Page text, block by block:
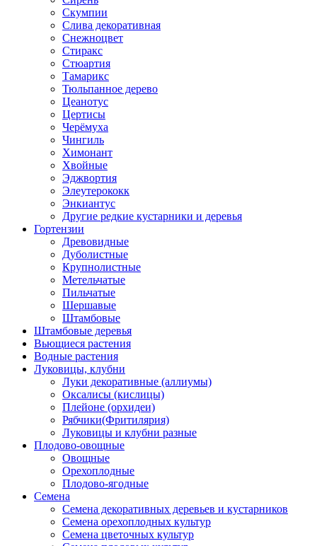
Скумпии
Слива декоративная
Снежноцвет
Стиракс
Стюартия
Тамарикс
Тюльпанное дерево
Цеанотус
Цертисы
Черёмуха
Чингиль
Химонант
Хвойные
Эджвортия
Элеутерококк
Энкиантус
Другие редкие кустарники и деревья
Гортензии
Древовидные
Дуболистные
Крупнолистные
Метельчатые
Пильчатые
Шершавые
Штамбовые
Штамбовые деревья
Вьющиеся растения
Водные растения
Луковицы, клубни
Луки декоративные (аллиумы)
Оксалисы (кислицы)
Плейоне (орхидеи)
Рябчики(Фритилярия)
Луковицы и клубни разные
Плодово-овощные
Овощные
Орехоплодные
Плодово-ягодные
Семена
Семена декоративных деревьев и кустарников
Семена орехоплодных культур
Семена цветочных культур